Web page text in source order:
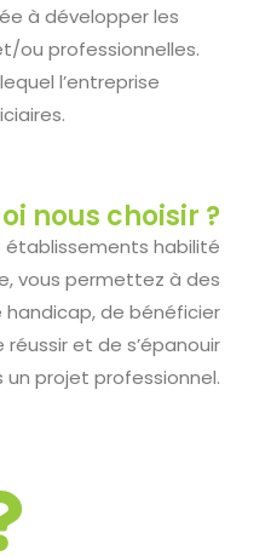
à développer les
ou professionnelles.
l’entreprise
nous choisir ?
établissements habilité
vous permettez à des
de bénéficier
et de s’épanouir
un projet professionnel.